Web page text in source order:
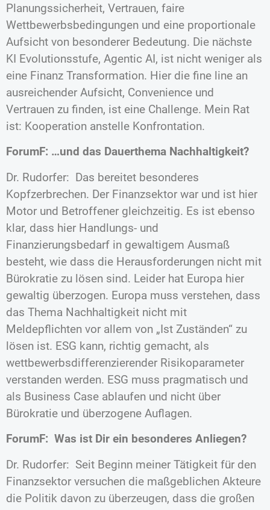
Planungssicherheit, Vertrauen, faire
Wettbewerbsbedingungen und eine proportionale
Aufsicht von besonderer Bedeutung. Die nächste
KI Evolutionsstufe, Agentic AI, ist nicht weniger als
eine Finanz Transformation. Hier die fine line an
ausreichender Aufsicht, Convenience und
Vertrauen zu finden, ist eine Challenge. Mein Rat
ist: Kooperation anstelle Konfrontation.
ForumF: …und das Dauerthema Nachhaltigkeit?
Dr. Rudorfer: Das bereitet besonderes
Kopfzerbrechen. Der Finanzsektor war und ist hier
Motor und Betroffener gleichzeitig. Es ist ebenso
klar, dass hier Handlungs- und
Finanzierungsbedarf in gewaltigem Ausmaß
besteht, wie dass die Herausforderungen nicht mit
Bürokratie zu lösen sind. Leider hat Europa hier
gewaltig überzogen. Europa muss verstehen, dass
das Thema Nachhaltigkeit nicht mit
Meldepflichten vor allem von „Ist Zuständen“ zu
lösen ist. ESG kann, richtig gemacht, als
wettbewerbsdifferenzierender Risikoparameter
verstanden werden. ESG muss pragmatisch und
als Business Case ablaufen und nicht über
Bürokratie und überzogene Auflagen.
ForumF: Was ist Dir ein besonderes Anliegen?
Dr. Rudorfer: Seit Beginn meiner Tätigkeit für den
Finanzsektor versuchen die maßgeblichen Akteure
die Politik davon zu überzeugen, dass die großen